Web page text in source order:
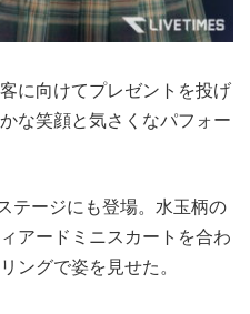
に向けてプレゼントを投げ
な笑顔と気さくなパフォー
テージにも登場。水玉柄の
アードミニスカートを合わ
ングで姿を見せた。